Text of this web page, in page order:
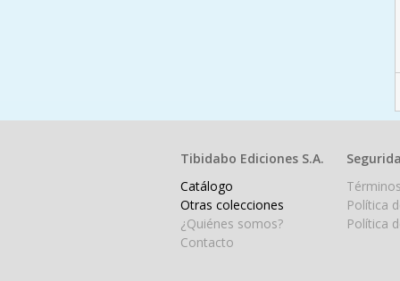
Tibidabo Ediciones S.A.
Catálogo
Otras colecciones
¿Quiénes somos?
Contacto
Política
Política